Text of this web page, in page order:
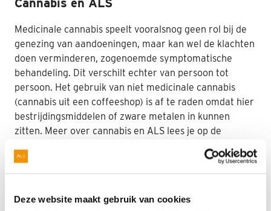
Deze website maakt gebruik van cookies
Cannabis en ALS
Medicinale cannabis speelt vooralsnog geen rol bij de
genezing van aandoeningen, maar kan wel de klachten
doen verminderen, zogenoemde symptomatische
behandeling. Dit verschilt echter van persoon tot
persoon. Het gebruik van niet medicinale cannabis
(cannabis uit een coffeeshop) is af te raden omdat hier
bestrijdingsmiddelen of zware metalen in kunnen
zitten. Meer over cannabis en ALS lees je op de
Vroeg of laat kunnen ALS- en PSMA-patiënten moeite